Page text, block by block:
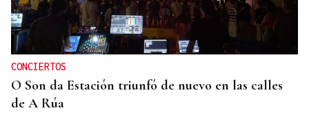
CONCIERTOS
O Son da Estación triunfó de nuevo en las calles
de A Rúa